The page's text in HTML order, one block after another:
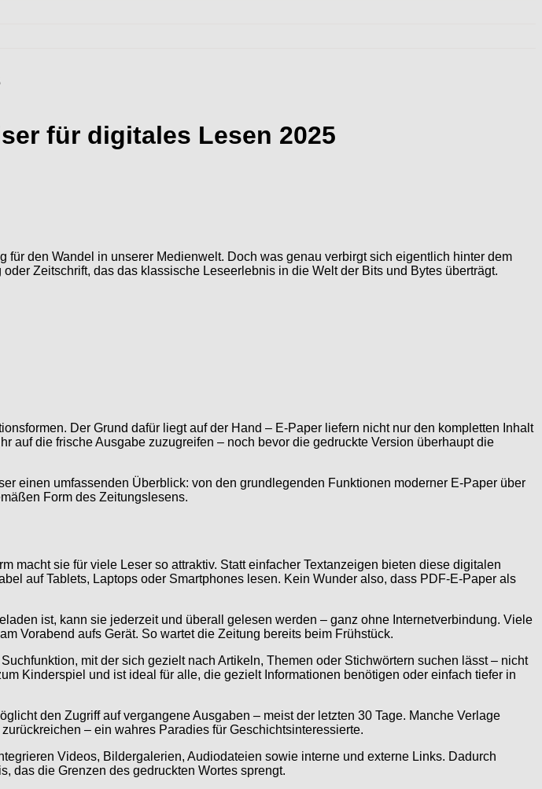
für digitales Lesen 2025
den Wandel in unserer Medienwelt. Doch was genau verbirgt sich eigentlich hinter dem
Zeitschrift, das das klassische Leseerlebnis in die Welt der Bits und Bytes überträgt.
Der Grund dafür liegt auf der Hand – E-Paper liefern nicht nur den kompletten Inhalt
auf die frische Ausgabe zuzugreifen – noch bevor die gedruckte Version überhaupt die
einen umfassenden Überblick: von den grundlegenden Funktionen moderner E-Paper über
Form des Zeitungslesens.
macht sie für viele Leser so attraktiv. Statt einfacher Textanzeigen bieten diese digitalen
auf Tablets, Laptops oder Smartphones lesen. Kein Wunder also, dass PDF-E-Paper als
ist, kann sie jederzeit und überall gelesen werden – ganz ohne Internetverbindung. Viele
Vorabend aufs Gerät. So wartet die Zeitung bereits beim Frühstück.
mit der sich gezielt nach Artikeln, Themen oder Stichwörtern suchen lässt – nicht
Kinderspiel und ist ideal für alle, die gezielt Informationen benötigen oder einfach tiefer in
den Zugriff auf vergangene Ausgaben – meist der letzten 30 Tage. Manche Verlage
– ein wahres Paradies für Geschichtsinteressierte.
Videos, Bildergalerien, Audiodateien sowie interne und externe Links. Dadurch
das die Grenzen des gedruckten Wortes sprengt.